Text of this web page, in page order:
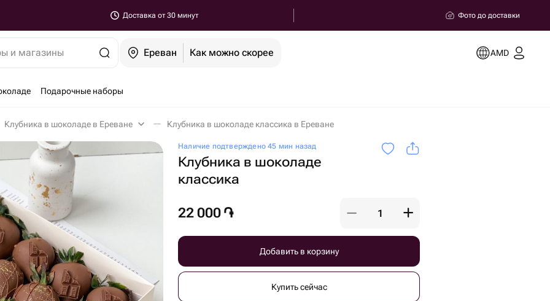
Доставка от 30 минут Фото до доставки
и магазины Ереван Как можно скорее AMD
Подарочные наборы
Клубника в шоколаде в Ереване Клубника в шоколаде классика в Ереване
Наличие подтверждено 45 мин назад
Клубника в шоколаде
классика
22 000 ֏
Добавить в корзину
Купить сейчас